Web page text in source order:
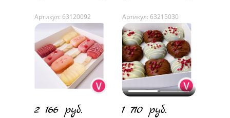
Артикул: 63120092
2 166 руб.
Артикул: 63215030
1 710 руб.